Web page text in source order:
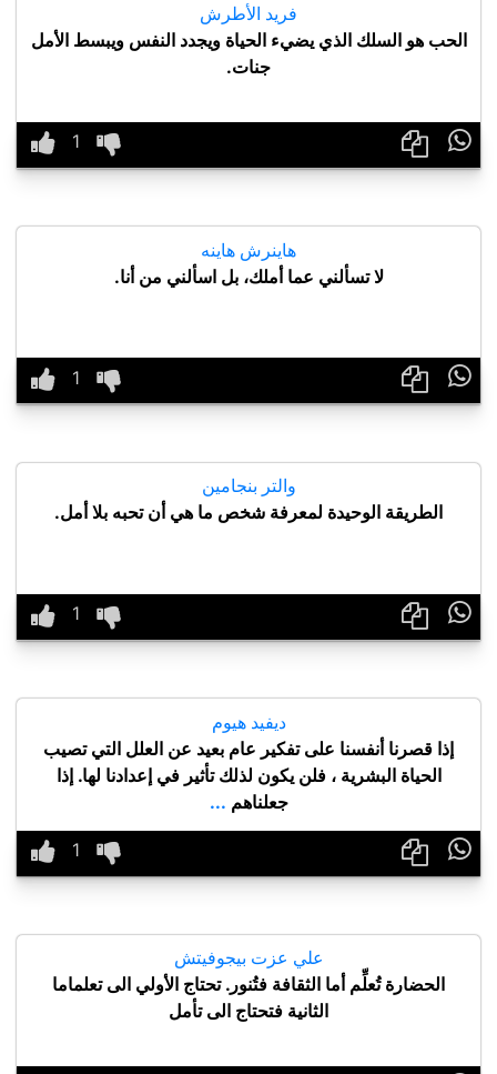
فريد الأطرش
الحب هو السلك الذي يضيء الحياة ويجدد النفس ويبسط الأمل
جنات.

هاينرش هاينه
لا تسألني عما أملك، بل اسألني من أنا.

والتر بنجامين
الطريقة الوحيدة لمعرفة شخص ما هي أن تحبه بلا أمل.

ديفيد هيوم
إذا قصرنا أنفسنا على تفكير عام بعيد عن العلل التي تصيب
الحياة البشرية ، فلن يكون لذلك تأثير في إعدادنا لها. إذا
جعلناهم ...

علي عزت بيجوفيتش
الحضارة تُعلِّم أما الثقافة فتُنور. تحتاج الأولي الى تعلماما
الثانية فتحتاج الى تأمل